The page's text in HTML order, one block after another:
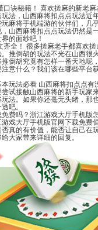
诀秘籍！ 喜欢搓麻的新老
法，山西麻将扣点点玩法近
麻将手机端游的伙伴们，几
山西麻将扣点点玩法仍然是
的面纱吧！
全！ 很多搓麻老手都喜欢
推倒胡的玩法不光在山西很
倒胡究竟有怎样一番天地呢
意什么？我们该在哪些平台
玩法必看 山西麻将扣点点有
试接触山西麻将的新手玩家
法。如果你还毫无头绪，那
吧。
费吗？浙江游戏大厅手机版
戏大厅手机版官网下载免费
真的有价值，能否让自己在
大家带来详细的回复。